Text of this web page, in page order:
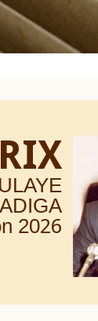
2026